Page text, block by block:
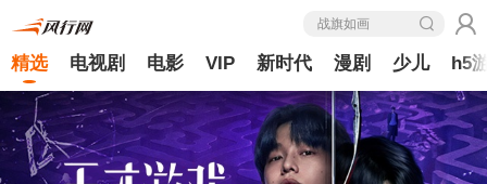
战旗如画
精选 电视剧 电影 VIP 新时代 漫剧 少儿 h5